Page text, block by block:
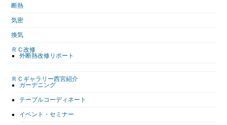
断熱
気密
換気
ＲＣ改修
外断熱改修リポート
ＲＣギャラリー西宮紹介
ガーデニング
テーブルコーディネート
イベント・セミナー